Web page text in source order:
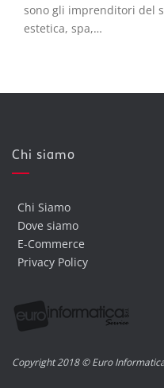
sono gli imprenditori del
estetica, spa,…
Chi siamo
Chi Siamo
Dove siamo
E-Commerce
Privacy Policy
Copyright 2018 © Euro